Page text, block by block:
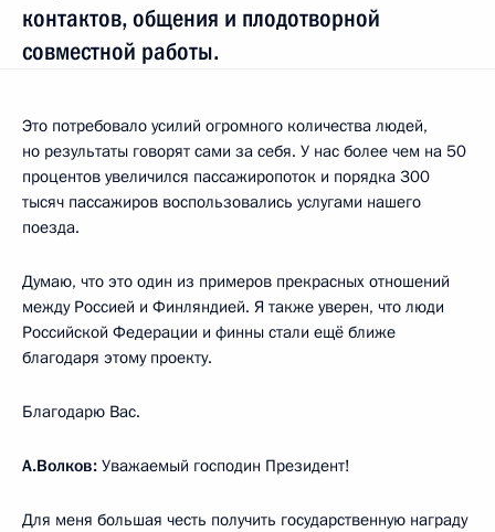
контактов, общения и плодотворной
совместной работы.
Это потребовало усилий огромного количества людей,
но результаты говорят сами за себя. У нас более чем на 50
процентов увеличился пассажиропоток и порядка 300
тысяч пассажиров воспользовались услугами нашего
поезда.
Думаю, что это один из примеров прекрасных отношений
между Россией и Финляндией. Я также уверен, что люди
Российской Федерации и финны стали ещё ближе
благодаря этому проекту.
Благодарю Вас.
А.Волков: Уважаемый господин Президент!
Для меня большая честь получить государственную награду